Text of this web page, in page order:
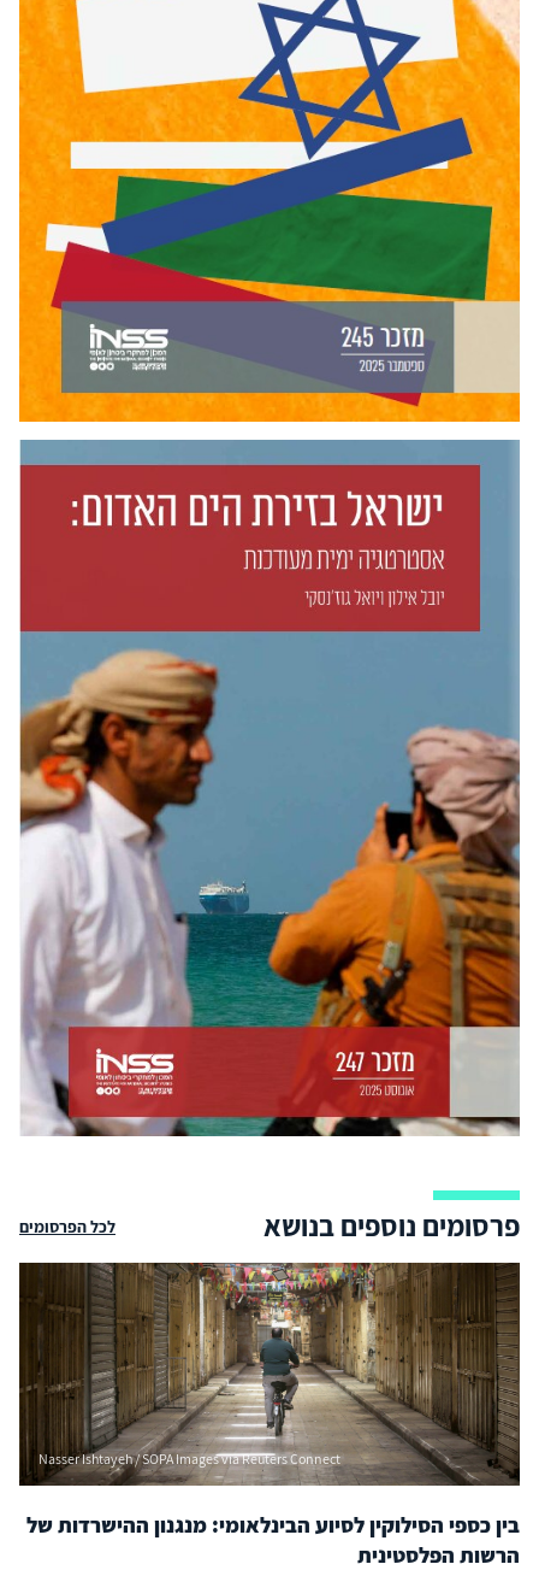
פרסומים נוספים בנושא לכל הפרסומים
Nasser Ishtayeh / SOPA Images via Reuters Connect
בין כספי הסילוקין לסיוע הבינלאומי: מנגנון ההישרדות של
הרשות הפלסטינית